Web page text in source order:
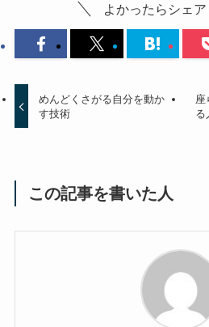
よかったらシェア
めんどくさがる自分を動か
す技術
座
る
この記事を書いた人